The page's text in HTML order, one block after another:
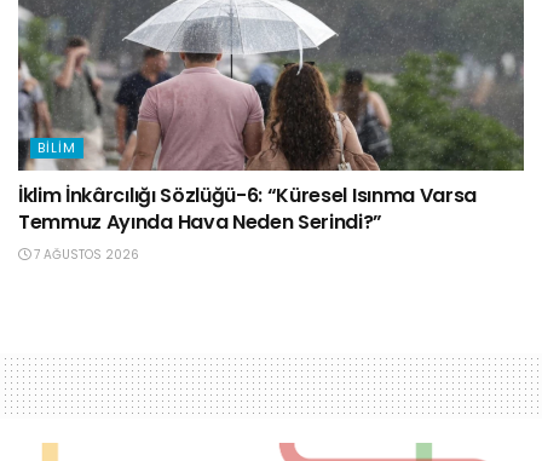
BILIM
İklim İnkârcılığı Sözlüğü-6: “Küresel Isınma Varsa
Temmuz Ayında Hava Neden Serindi?”
7 AĞUSTOS 2026